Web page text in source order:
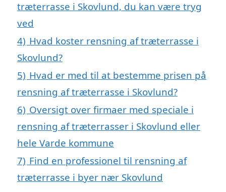
træterrasse i Skovlund, du kan være tryg
ved
4) Hvad koster rensning af træterrasse i
Skovlund?
5) Hvad er med til at bestemme prisen på
rensning af træterrasse i Skovlund?
6) Oversigt over firmaer med speciale i
rensning af træterrasser i Skovlund eller
hele Varde kommune
7) Find en professionel til rensning af
træterrasse i byer nær Skovlund